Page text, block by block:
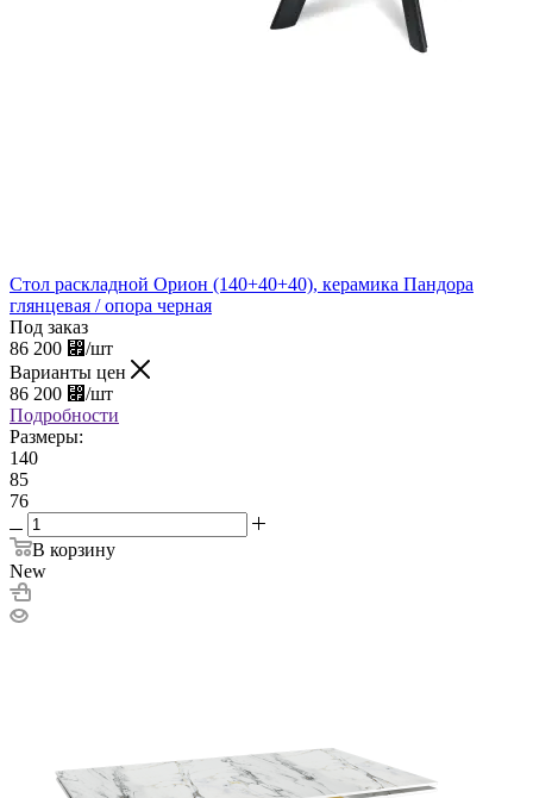
Стол раскладной Орион (140+40+40), керамика Пандора
глянцевая / опора черная
Под заказ
86 200 ⃏/шт
Варианты цен
86 200 ⃏/шт
Подробности
Размеры:
140
85
76
В корзину
New